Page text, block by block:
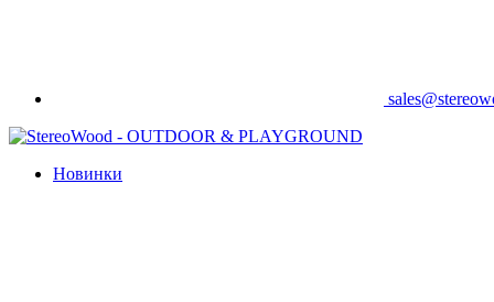
Новинки